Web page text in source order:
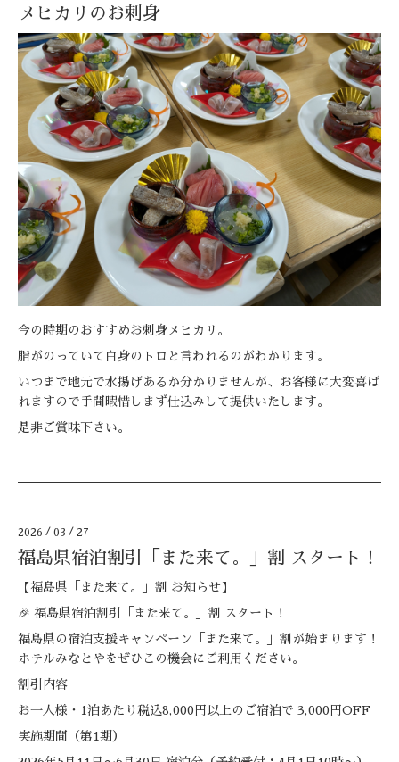
メヒカリのお刺身
今の時期のおすすめお刺身メヒカリ。
脂がのっていて白身のトロと言われるのがわかります。
いつまで地元で水揚げあるか分かりませんが、お客様に大変喜ば
れますので手間暇惜しまず仕込みして提供いたします。
是非ご賞味下さい。
2026 / 03 / 27
福島県宿泊割引「また来て。」割 スタート！
【福島県「また来て。」割 お知らせ】
🎉 福島県宿泊割引「また来て。」割 スタート！
福島県の宿泊支援キャンペーン「また来て。」割が始まります！
ホテルみなとやをぜひこの機会にご利用ください。
割引内容
お一人様・1泊あたり税込8,000円以上のご宿泊で 3,000円OFF
実施期間（第1期）